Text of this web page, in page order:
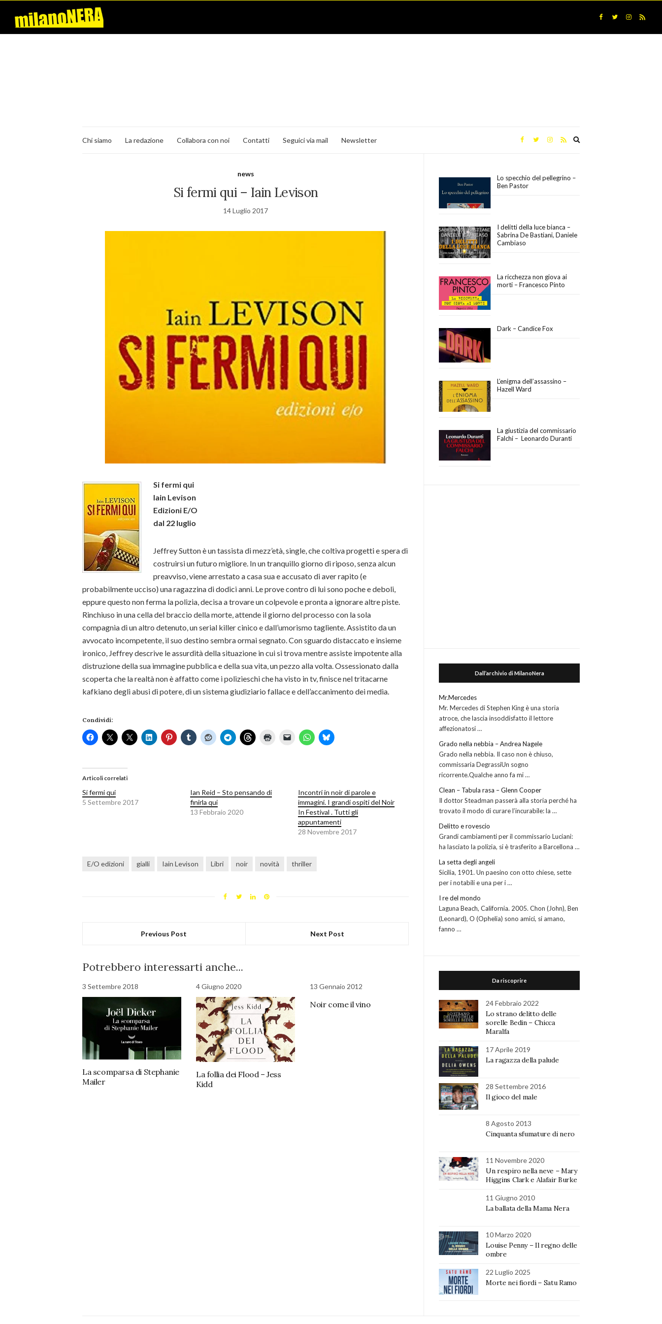
Chi siamo La redazione Collabora con noi Contatti Seguici via mail Newsletter
news
Si fermi qui – Iain Levison
14 Luglio 2017
Si fermi qui
Iain Levison
Edizioni E/O
dal 22 luglio
Jeffrey Sutton è un tassista di mezz’età, single, che coltiva progetti e spera di
costruirsi un futuro migliore. In un tranquillo giorno di riposo, senza alcun
preavviso, viene arrestato a casa sua e accusato di aver rapito (e
probabilmente ucciso) una ragazzina di dodici anni. Le prove contro di lui sono poche e deboli,
eppure questo non ferma la polizia, decisa a trovare un colpevole e pronta a ignorare altre piste.
Rinchiuso in una cella del braccio della morte, attende il giorno del processo con la sola
compagnia di un altro detenuto, un serial killer cinico e dall’umorismo tagliente. Assistito da un
avvocato incompetente, il suo destino sembra ormai segnato. Con sguardo distaccato e insieme
ironico, Jeffrey descrive le assurdità della situazione in cui si trova mentre assiste impotente alla
distruzione della sua immagine pubblica e della sua vita, un pezzo alla volta. Ossessionato dalla
scoperta che la realtà non è affatto come i polizieschi che ha visto in tv, finisce nel tritacarne
kafkiano degli abusi di potere, di un sistema giudiziario fallace e dell’accanimento dei media.
Condividi:
Articoli correlati
Si fermi qui
5 Settembre 2017
Ian Reid – Sto pensando di
finirla qui
13 Febbraio 2020
Incontri in noir di parole e
immagini. I grandi ospiti del Noir
In Festival . Tutti gli
appuntamenti
28 Novembre 2017
E/O edizioni gialli Iain Levison Libri noir novità thriller
Previous Post Next Post
Potrebbero interessarti anche...
3 Settembre 2018
La scomparsa di Stephanie
Mailer
4 Giugno 2020
La follia dei Flood – Jess
Kidd
13 Gennaio 2012
Noir come il vino
Lo specchio del pellegrino –
Ben Pastor
I delitti della luce bianca –
Sabrina De Bastiani, Daniele
Cambiaso
La ricchezza non giova ai
morti – Francesco Pinto
Dark – Candice Fox
L’enigma dell’assassino –
Hazell Ward
La giustizia del commissario
Falchi – Leonardo Duranti
Dall’archivio di MilanoNera
Mr.Mercedes
Mr. Mercedes di Stephen King è una storia
atroce, che lascia insoddisfatto il lettore
affezionatosi …
Grado nella nebbia – Andrea Nagele
Grado nella nebbia. Il caso non è chiuso,
commissaria DegrassiUn sogno
ricorrente.Qualche anno fa mi …
Clean – Tabula rasa – Glenn Cooper
Il dottor Steadman passerà alla storia perché ha
trovato il modo di curare l’incurabile: la …
Delitto e rovescio
Grandi cambiamenti per il commissario Luciani:
ha lasciato la polizia, si è trasferito a Barcellona …
La setta degli angeli
Sicilia, 1901. Un paesino con otto chiese, sette
per i notabili e una per i …
I re del mondo
Laguna Beach, California. 2005. Chon (John), Ben
(Leonard), O (Ophelia) sono amici, si amano,
fanno …
Da riscoprire
24 Febbraio 2022
Lo strano delitto delle
sorelle Bedin – Chicca
Maralfa
17 Aprile 2019
La ragazza della palude
28 Settembre 2016
Il gioco del male
8 Agosto 2013
Cinquanta sfumature di nero
11 Novembre 2020
Un respiro nella neve – Mary
Higgins Clark e Alafair Burke
11 Giugno 2010
La ballata della Mama Nera
10 Marzo 2020
Louise Penny – Il regno delle
ombre
22 Luglio 2025
Morte nei fiordi – Satu Ramo